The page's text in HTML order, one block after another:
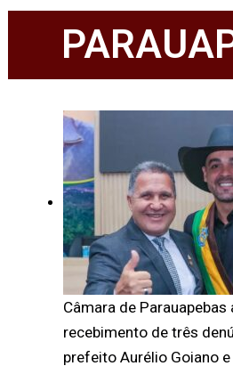
Câmara de Parauapebas
recebimento de três
prefeito Aurélio Goiano e